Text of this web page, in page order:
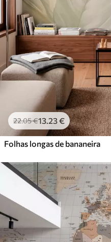
22.05€13.23€
Folhas longas de bananeira